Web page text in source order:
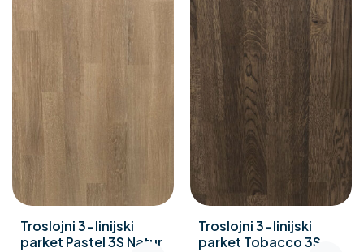
Troslojni 3-linijski
parket Pastel 3S Natur
Troslojni 3-linijski
parket Tobacco 3S